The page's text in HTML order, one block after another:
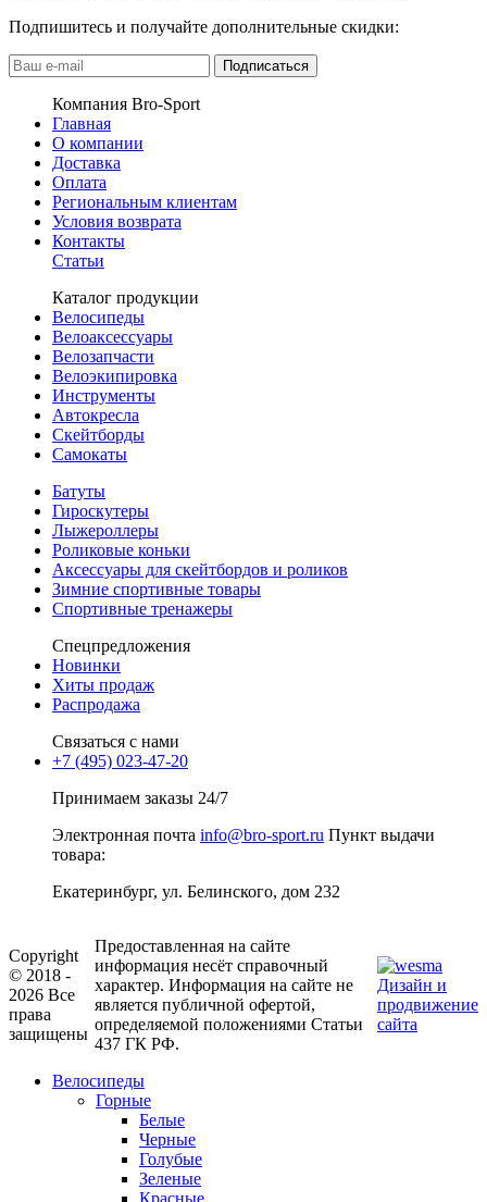
Подпишитесь и получайте дополнительные скидки:
Подписаться
Компания Bro-Sport
Главная
О компании
Доставка
Оплата
Региональным клиентам
Условия возврата
Контакты
Статьи
Каталог продукции
Велосипеды
Велоаксессуары
Велозапчасти
Велоэкипировка
Инструменты
Автокресла
Скейтборды
Самокаты
Батуты
Гироскутеры
Лыжероллеры
Роликовые коньки
Аксессуары для скейтбордов и роликов
Зимние спортивные товары
Спортивные тренажеры
Спецпредложения
Новинки
Хиты продаж
Распродажа
Связаться с нами
+7 (495) 023-47-20
Принимаем заказы 24/7
Электронная почта info@bro-sport.ru Пункт выдачи
товара:
Екатеринбург, ул. Белинского, дом 232
Copyright
© 2018 -
2026 Все
права
защищены
Предоставленная на сайте
информация несёт справочный
характер. Информация на сайте не
является публичной офертой,
определяемой положениями Статьи
437 ГК РФ.
Дизайн и
продвижение
сайта
Велосипеды
Горные
Белые
Черные
Голубые
Зеленые
Красные